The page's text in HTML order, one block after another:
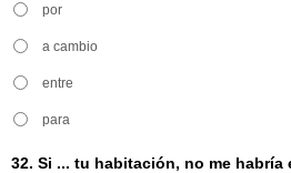
por
a cambio
entre
para
32. Si ... tu habitación, no me